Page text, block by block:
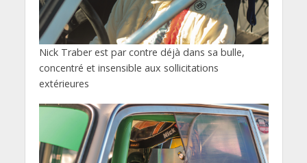
Nick Traber est par contre déjà dans sa bulle,
concentré et insensible aux sollicitations
extérieures